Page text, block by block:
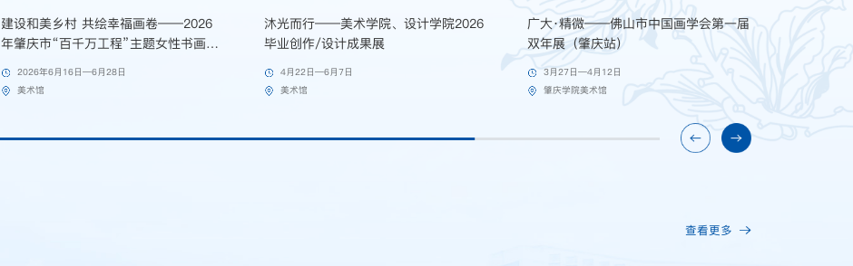
建设和美乡村 共绘幸福画卷——2026
年肇庆市“百千万工程”主题女性书画作
2026年6月16日—6月28日
美术馆
沐光而行——美术学院、设计学院2026
毕业创作/设计成果展
4月22日—6月7日
美术馆
广大·精微——佛山市中国画学会第一届
双年展（肇庆站）
3月27日—4月12日
肇庆学院美术馆
查看更多